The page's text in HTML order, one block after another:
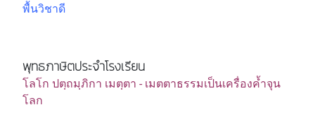
พื้นวิชาดี
พุทธภาษิตประจำโรงเรียน
โลโก ปตฺถมฺภิกา เมตฺตา - เมตตาธรรมเป็นเครื่องค้ำจุน
โลก